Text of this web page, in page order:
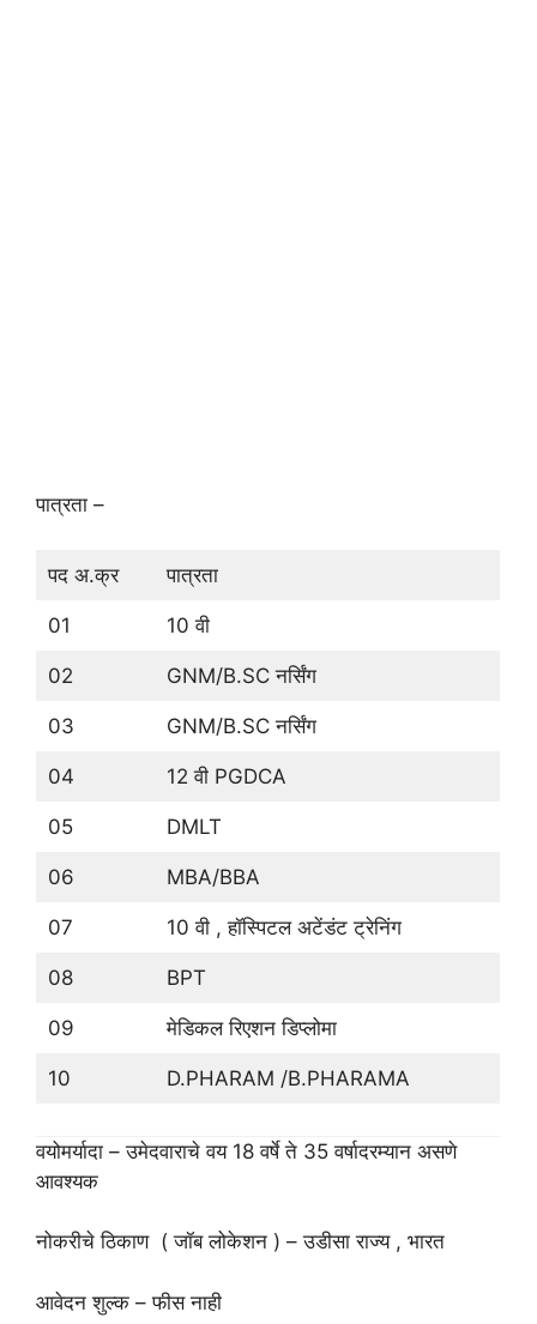
पात्रता –
पद अ.क्र पात्रता
01 10 वी
02 GNM/B.SC नर्सिंग
03 GNM/B.SC नर्सिंग
04 12 वी PGDCA
05 DMLT
06 MBA/BBA
07 10 वी , हॉस्पिटल अटेंडंट ट्रेनिंग
08 BPT
09 मेडिकल रिएशन डिप्लोमा
10 D.PHARAM /B.PHARAMA
वयोमर्यादा – उमेदवाराचे वय 18 वर्षे ते 35 वर्षादरम्यान असणे
आवश्यक
नोकरीचे ठिकाण ( जॉब लोकेशन ) – उडीसा राज्य , भारत
आवेदन शुल्क – फीस नाही